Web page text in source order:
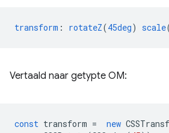
transform : rotateZ(45deg) scale
Vertaald naar getypte OM:
const transform = new